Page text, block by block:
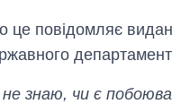
це повідомляє
знаю, чи є